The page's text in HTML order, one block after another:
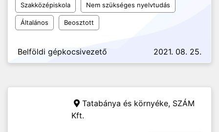
Szakközépiskola Nem szükséges nyelvtudás
Általános Beosztott
Belföldi gépkocsivezető 2021. 08. 25.
Tatabánya és környéke, SZÁM
Kft.